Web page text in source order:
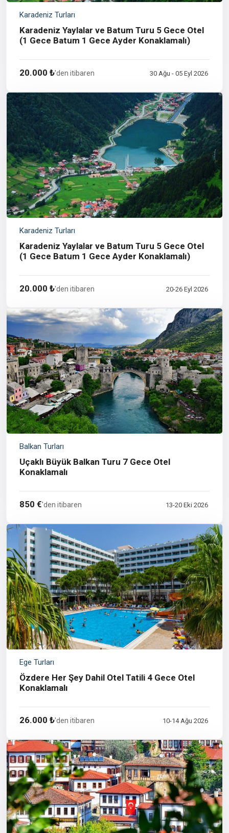
Karadeniz Turları
Karadeniz Yaylalar ve Batum Turu 5 Gece Otel
(1 Gece Batum 1 Gece Ayder Konaklamalı)
20.000 ₺'den itibaren 30 Ağu - 05 Eyl 2026
Karadeniz Turları
Karadeniz Yaylalar ve Batum Turu 5 Gece Otel
(1 Gece Batum 1 Gece Ayder Konaklamalı)
20.000 ₺'den itibaren 20-26 Eyl 2026
Balkan Turları
Uçaklı Büyük Balkan Turu 7 Gece Otel
Konaklamalı
850 €'den itibaren 13-20 Eki 2026
Ege Turları
Özdere Her Şey Dahil Otel Tatili 4 Gece Otel
Konaklamalı
26.000 ₺'den itibaren 10-14 Ağu 2026